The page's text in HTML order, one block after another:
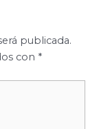
publicada.
con *